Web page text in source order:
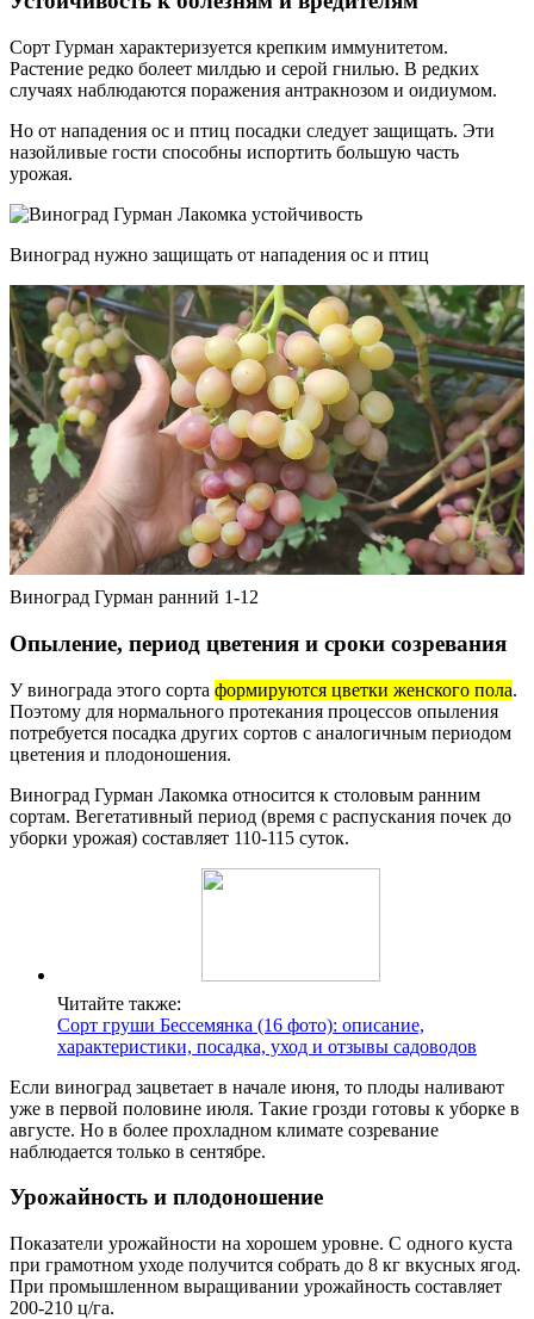
Сорт Гурман характеризуется крепким иммунитетом.
Растение редко болеет милдью и серой гнилью. В редких
случаях наблюдаются поражения антракнозом и оидиумом.
Но от нападения ос и птиц посадки следует защищать. Эти
назойливые гости способны испортить большую часть
урожая.
Виноград нужно защищать от нападения ос и птиц
Виноград Гурман ранний 1-12
Опыление, период цветения и сроки созревания
У винограда этого сорта формируются цветки женского пола.
Поэтому для нормального протекания процессов опыления
потребуется посадка других сортов с аналогичным периодом
цветения и плодоношения.
Виноград Гурман Лакомка относится к столовым ранним
сортам. Вегетативный период (время с распускания почек до
уборки урожая) составляет 110-115 суток.
Читайте также:
Сорт груши Бессемянка (16 фото): описание,
характеристики, посадка, уход и отзывы садоводов
Если виноград зацветает в начале июня, то плоды наливают
уже в первой половине июля. Такие грозди готовы к уборке в
августе. Но в более прохладном климате созревание
наблюдается только в сентябре.
Урожайность и плодоношение
Показатели урожайности на хорошем уровне. С одного куста
при грамотном уходе получится собрать до 8 кг вкусных ягод.
При промышленном выращивании урожайность составляет
200-210 ц/га.